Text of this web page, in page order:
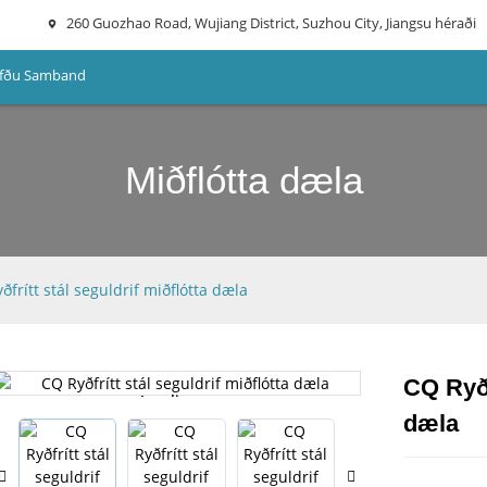
260 Guozhao Road, Wujiang District, Suzhou City, Jiangsu héraði
Samband
Miðflótta dæla
stál seguldrif miðflótta dæla
Loading...
Loading...
CQ
dæla